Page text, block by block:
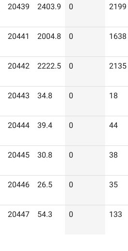
20439 2403.9 0 2199
20441 2004.8 0 1638
20442 2222.5 0 2135
20443 34.8 0 18
20444 39.4 0 44
20445 30.8 0 38
20446 26.5 0 35
20447 54.3 0 133